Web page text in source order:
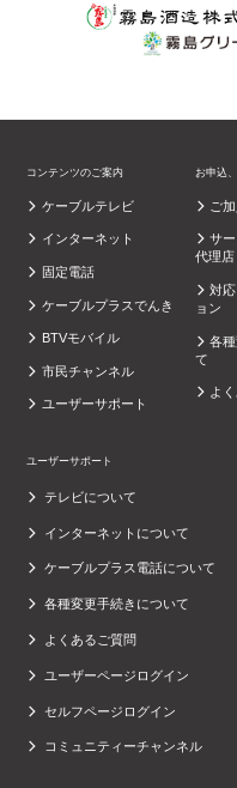
コンテンツのご案内
ケーブルテレビ
インターネット
固定電話
ケーブルプラスでんき
BTVモバイル
市民チャンネル
ユーザーサポート
お申込
ご
サ
代理店
対
ョン
各
て
よ
ユーザーサポート
テレビについて
インターネットについて
ケーブルプラス電話について
各種変更手続きについて
よくあるご質問
ユーザーページログイン
セルフページログイン
コミュニティーチャンネル